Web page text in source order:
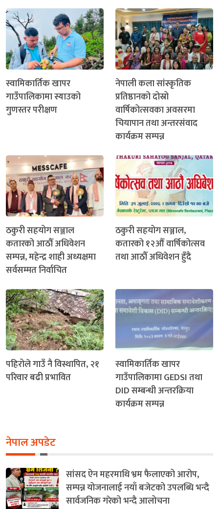
स्वामिकार्तिक खापर
गाउँपालिकामा स्याउको
गुणस्तर परीक्षण
नेपाली कला सांस्कृतिक
प्रतिष्ठानको दोस्रो
वार्षिकोत्सवका अवसरमा
चियापान तथा अन्तरसंवाद
कार्यक्रम सम्पन्न
ठकुरी सहयोग सञ्जाल
कतारको आठौँ अधिवेशन
सम्पन्न, महेन्द्र शाही अध्यक्षमा
सर्वसम्मत निर्वाचित
ठकुरी सहयोग सञ्जाल,
कतारको १२औँ वार्षिकोत्सव
तथा आठौँ अधिवेशन हुँदै
पहिरोले गाउँ नै विस्थापित, २१
परिवार बढी प्रभावित
स्वामिकार्तिक खापर
गाउँपालिकामा GEDSI तथा
DID सम्बन्धी अन्तरक्रिया
कार्यक्रम सम्पन्न
नेपाल अपडेट
सांसद ऐन महरमाथि भ्रम फैलाएको आरोप,
सम्पन्न योजनालाई नयाँ बजेटको उपलब्धि भन्दै
सार्वजनिक गरेको भन्दै आलोचना